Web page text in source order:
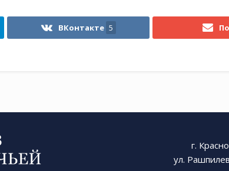
ВКонтакте 5
г.
ул.